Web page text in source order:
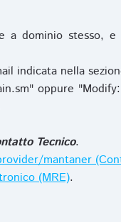
a dominio stesso, e
indicata nella
oppure
Tecnico.
mantaner
(MRE).